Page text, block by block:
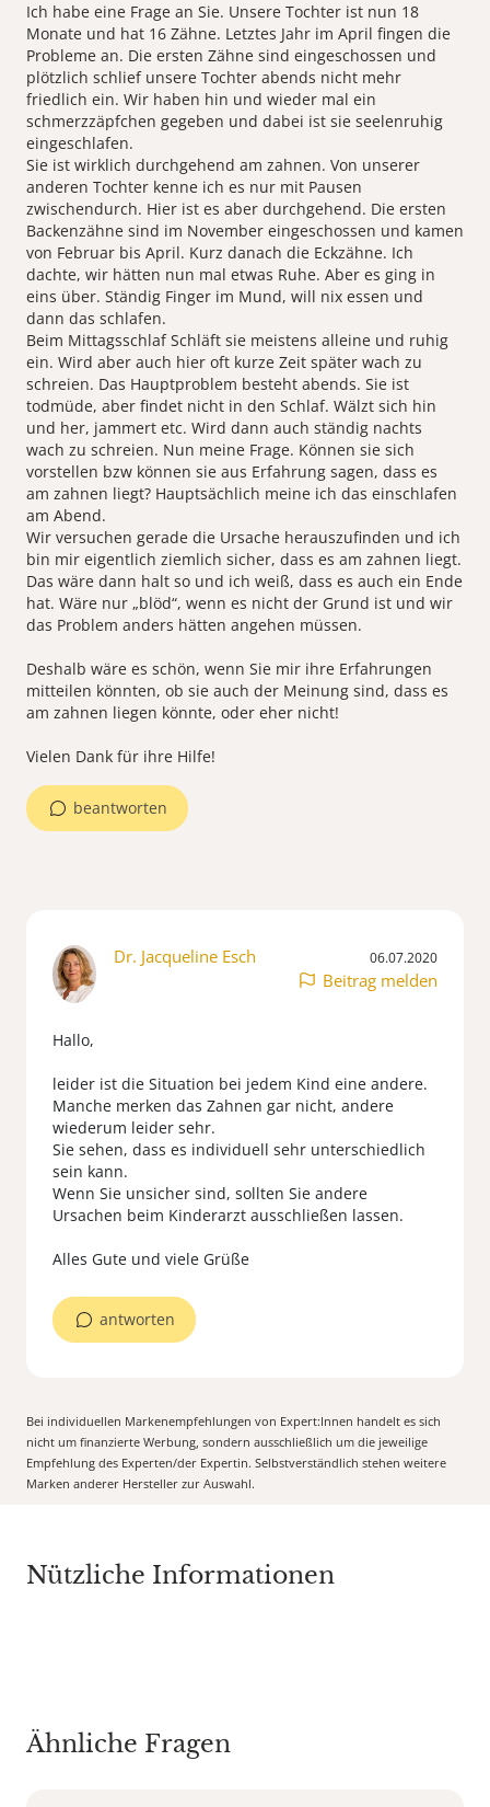
Ich habe eine Frage an Sie. Unsere Tochter ist nun 18
Monate und hat 16 Zähne. Letztes Jahr im April fingen die
Probleme an. Die ersten Zähne sind eingeschossen und
plötzlich schlief unsere Tochter abends nicht mehr
friedlich ein. Wir haben hin und wieder mal ein
schmerzzäpfchen gegeben und dabei ist sie seelenruhig
eingeschlafen.
Sie ist wirklich durchgehend am zahnen. Von unserer
anderen Tochter kenne ich es nur mit Pausen
zwischendurch. Hier ist es aber durchgehend. Die ersten
Backenzähne sind im November eingeschossen und kamen
von Februar bis April. Kurz danach die Eckzähne. Ich
dachte, wir hätten nun mal etwas Ruhe. Aber es ging in
eins über. Ständig Finger im Mund, will nix essen und
dann das schlafen.
Beim Mittagsschlaf Schläft sie meistens alleine und ruhig
ein. Wird aber auch hier oft kurze Zeit später wach zu
schreien. Das Hauptproblem besteht abends. Sie ist
todmüde, aber findet nicht in den Schlaf. Wälzt sich hin
und her, jammert etc. Wird dann auch ständig nachts
wach zu schreien. Nun meine Frage. Können sie sich
vorstellen bzw können sie aus Erfahrung sagen, dass es
am zahnen liegt? Hauptsächlich meine ich das einschlafen
am Abend.
Wir versuchen gerade die Ursache herauszufinden und ich
bin mir eigentlich ziemlich sicher, dass es am zahnen liegt.
Das wäre dann halt so und ich weiß, dass es auch ein Ende
hat. Wäre nur „blöd“, wenn es nicht der Grund ist und wir
das Problem anders hätten angehen müssen.
Deshalb wäre es schön, wenn Sie mir ihre Erfahrungen
mitteilen könnten, ob sie auch der Meinung sind, dass es
am zahnen liegen könnte, oder eher nicht!
Vielen Dank für ihre Hilfe!
beantworten
Dr. Jacqueline Esch 06.07.2020
Beitrag melden
Hallo,
leider ist die Situation bei jedem Kind eine andere.
Manche merken das Zahnen gar nicht, andere
wiederum leider sehr.
Sie sehen, dass es individuell sehr unterschiedlich
sein kann.
Wenn Sie unsicher sind, sollten Sie andere
Ursachen beim Kinderarzt ausschließen lassen.
Alles Gute und viele Grüße
antworten
Bei individuellen Markenempfehlungen von Expert:Innen handelt es sich
nicht um finanzierte Werbung, sondern ausschließlich um die jeweilige
Empfehlung des Experten/der Expertin. Selbstverständlich stehen weitere
Marken anderer Hersteller zur Auswahl.
Nützliche Informationen
Ähnliche Fragen